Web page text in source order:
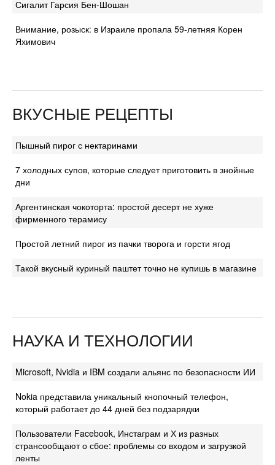
Сигалит Гарсия Бен-Шошан
Внимание, розыск: в Израиле пропала 59-летняя Корен
Яхимович
ВКУСНЫЕ РЕЦЕПТЫ
Пышный пирог с нектаринами
7 холодных супов, которые следует приготовить в знойные
дни
Аргентинская чокоторта: простой десерт не хуже
фирменного терамису
Простой летний пирог из пачки творога и горсти ягод
Такой вкусный куриный паштет точно не купишь в магазине
НАУКА И ТЕХНОЛОГИИ
Microsoft, Nvidia и IBM создали альянс по безопасности ИИ
Nokia представила уникальный кнопочный телефон,
который работает до 44 дней без подзарядки
Пользователи Facebook, Инстаграм и Х из разных
странсообщают о сбое: проблемы со входом и загрузкой
ленты